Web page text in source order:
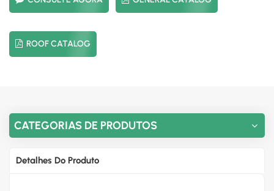
ROOF CATALOG
CATEGORIAS DE PRODUTOS
Detalhes Do Produto